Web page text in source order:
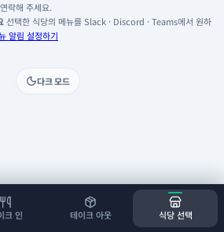
크 인 테이크 아웃 식당 선택
락해 주세요.
선택한 식당의 메뉴를 Slack · Discord · Teams에서 원하
알림 설정하기
다크 모드